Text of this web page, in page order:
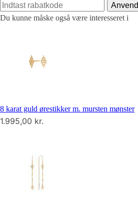
Anvend
Du kunne måske også være interesseret i
8 karat guld ørestikker m. mursten mønster
1.995,00 kr.